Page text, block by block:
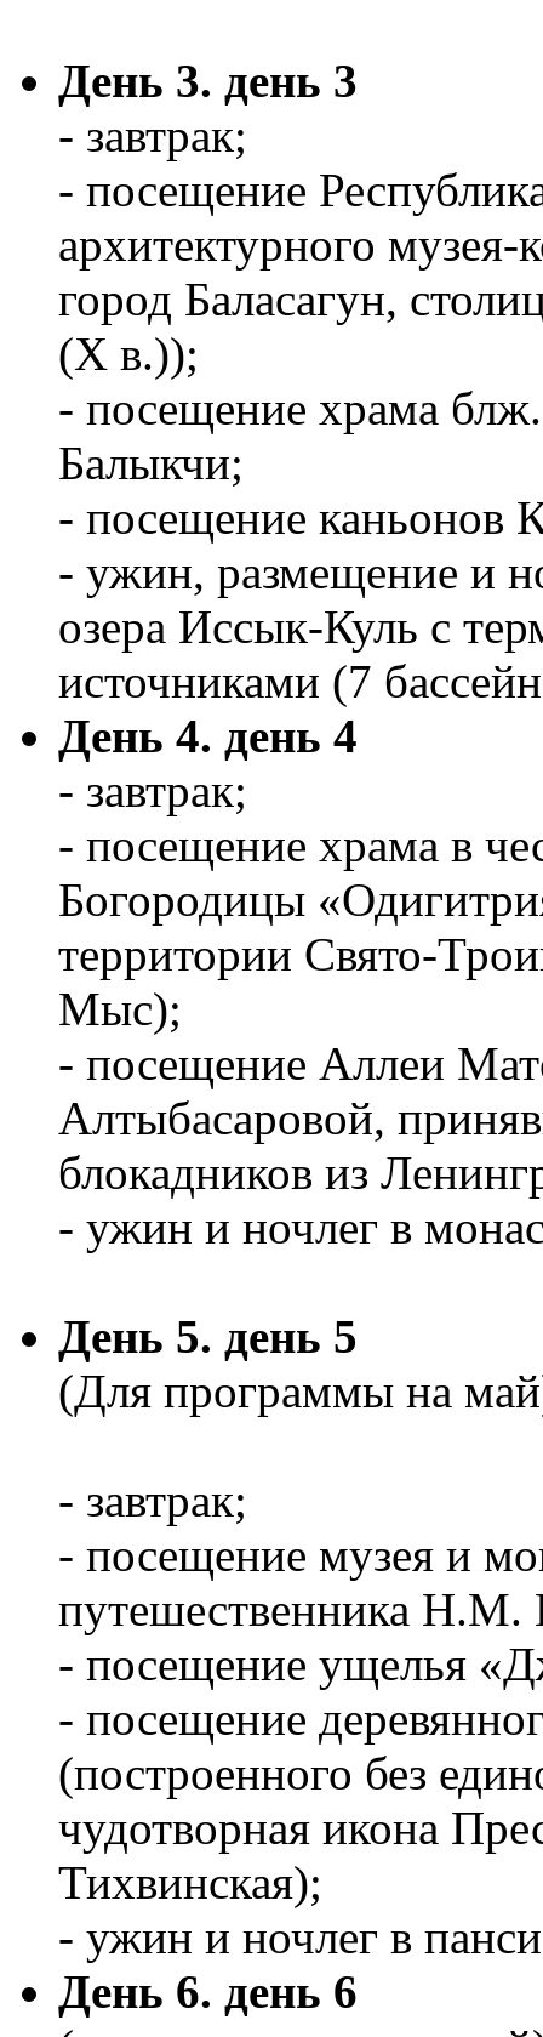
День 3. день 3
- завтрак;
- посещение
архитектурного
город Баласагун,
(Х в.));
- посещение храма
Балыкчи;
- посещение каньонов
- ужин, размещение и
озера Иссык-Куль с
источниками (7
День 4. день 4
- завтрак;
- посещение храма в
Богородицы
территории Свято-
Мыс);
- посещение Аллеи
Алтыбасаровой,
блокадников из
- ужин и ночлег в
День 5. день 5
(Для программы на
- завтрак;
- посещение музея и
путешественника Н.М.
- посещение ущелья
- посещение
(построенного без
чудотворная икона
Тихвинская);
- ужин и ночлег в
День 6. день 6